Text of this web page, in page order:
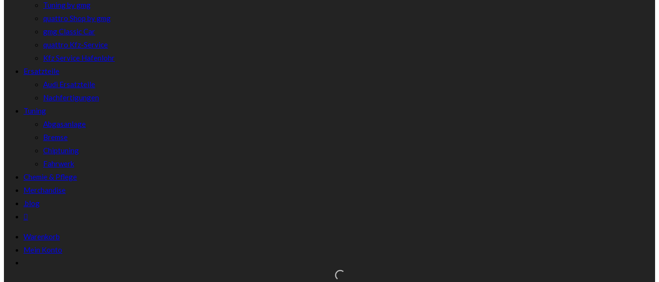
Tuning by gmg
quattro Shop by gmg
gmg Classic Car
quattro Kfz-Service
Kfz Service Hafenlohr
Ersatzteile
Audi Ersatzteile
Nachfertigungen
Tuning
Abgasanlage
Bremse
Chiptuning
Fahrwerk
Chemie & Pflege
Merchandise
.blog
Warenkorb
Mein Konto